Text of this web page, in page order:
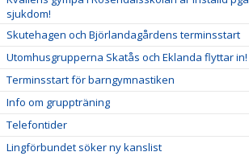
sjukdom!
Skutehagen och Björlandagårdens terminsstart
Utomhusgrupperna Skatås och Eklanda flyttar in!
Terminsstart för barngymnastiken
Info om gruppträning
Telefontider
Lingförbundet söker ny kanslist